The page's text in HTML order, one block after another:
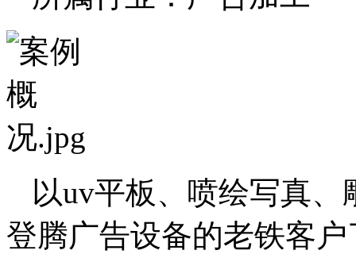
以uv平板、喷绘写真
登腾广告设备的老铁客